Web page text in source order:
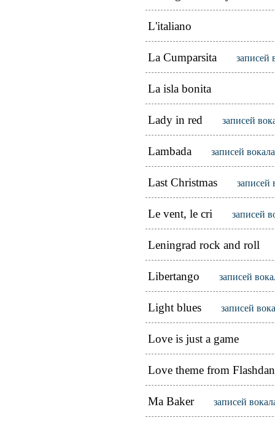
L'italiano
La Cumparsita записей
La isla bonita
Lady in red записей
Lambada записей вокала
Last Christmas записей
Le vent, le cri записей
Leningrad rock and roll
Libertango записей
Light blues записей
Love is just a game
Love theme from
Ma Baker записей